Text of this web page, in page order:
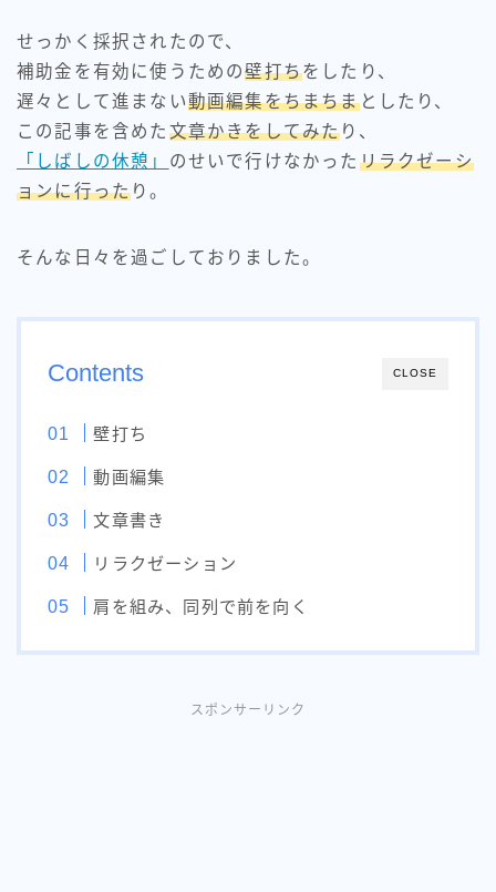
せっかく採択されたので、
補助金を有効に使うための壁打ちをしたり、
遅々として進まない動画編集をちまちまとしたり、
この記事を含めた 文章かきをしてみたり、
「しばしの休憩」 のせいで行けなかった リラクゼーシ
ョンに行ったり。
そんな日々を過ごしておりました。
CLOSE
Contents
壁打ち
動画編集
文章書き
リラクゼーション
肩を組み、同列で前を向く
スポンサーリンク